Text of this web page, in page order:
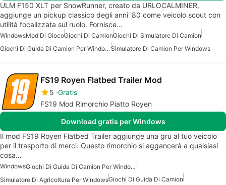
ULM F150 XLT per SnowRunner, creato da URLOCALMINER,
aggiunge un pickup classico degli anni '80 come veicolo scout con
utilità focalizzata sul ruolo. Fornisce…
WindowsMod Di GiocoGiochi Di CamionGiochi Di Simulatore Di Camion
Giochi Di Guida Di Camion Per Windows Simulatore Di Camion Per Windows
FS19 Royen Flatbed Trailer Mod
5 Gratis
FS19 Mod Rimorchio Piatto Royen
Download gratis per Windows
Il mod FS19 Royen Flatbed Trailer aggiunge una gru al tuo veicolo
per il trasporto di merci. Questo rimorchio si aggancerà a qualsiasi
cosa…
Windows
Giochi Di Guida Di Camion Per Windows
Simulatore Di Agricoltura Per WindowsGiochi Di Guida Di Camion